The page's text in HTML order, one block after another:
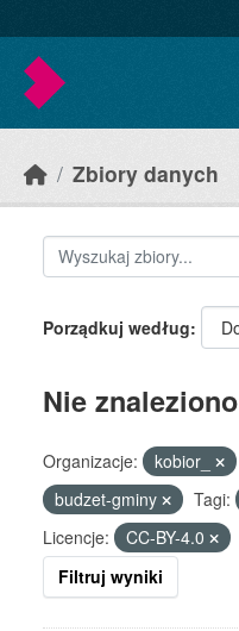
Zbiory danych
Porządkuj według
Nie
Organizacje: kobior_
budzet-gminy
Tagi:
Licencje:
CC-BY-4.0
Filtruj wyniki